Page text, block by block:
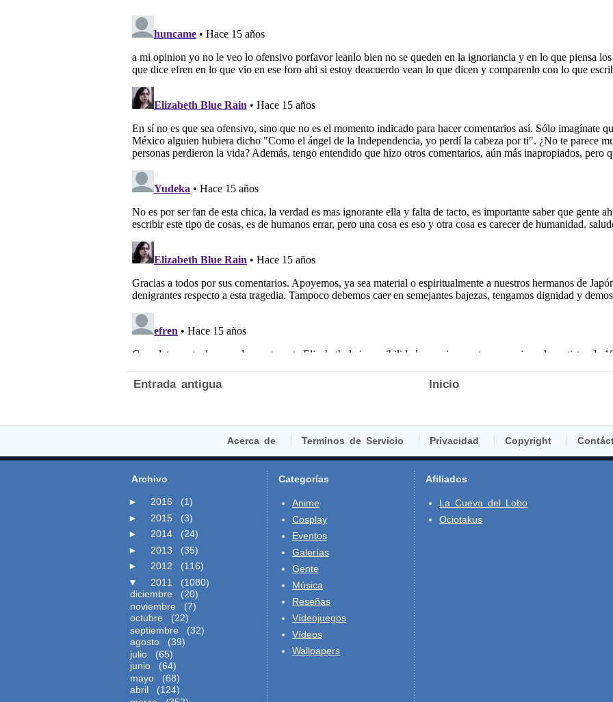
Entrada antigua Inicio
Acerca de Terminos de Servicio Privacidad Copyright
Archivo
► 2016
(1)
►
2015
(3)
►
2014
(24)
►
2013
(35)
►
2012
(116)
▼
2011
(1080)
diciembre
(20)
noviembre
(7)
octubre
(22)
septiembre
(32)
agosto
(39)
julio
(65)
junio
(64)
mayo
(68)
abril
(124)
Categorías
Anime
Cosplay
Eventos
Galerías
Gente
Música
Reseñas
Vídeojuegos
Vídeos
Wallpapers
Afiliados
La Cueva del Lobo
Ociotakus